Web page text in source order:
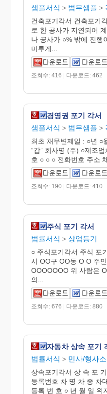
샘플서식 > 법무샘플 >
건축포기각서 건축포기
로 한 공사가 지연되어
나 공사가 ○% 밖에 진행
미루게...
조회수: 416 | 다운로드: 462
경영권 포기 각서
샘플서식 > 법무샘플 >
최초 채무변제일 : ○년 ○
“갑” 회사명 (주) ○제조
호 ○ ○ ○ 전화번호 주소
조회수: 190 | 다운로드: 410
주식 포기 각서
법률서식 > 상업등기
○ 주식포기각서 주식 포
시 OO구 OO동 O O 주
OOOOOOO 위 사람은
의...
조회수: 676 | 다운로드: 880
자동차 상속 포기
법률서식 > 민사/형사
상속포기각서 상 속 포
등록번호 차 명 차 종 차
등록 번 호 ○ 년 월 일 위